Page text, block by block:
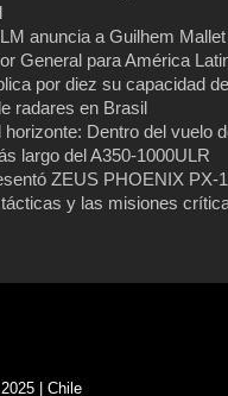
anuncia a Guilhem
General para América
por diez su capacidad de
radares en Brasil
horizonte: Dentro del vuelo
largo del A350-1000ULR
ZEUS PHOENIX PX-
y las misiones
casi 60 años la US
al C-2 Greyhound
| Chile